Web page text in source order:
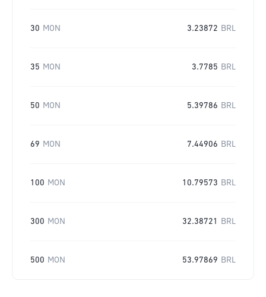
30 MON 3.23872 BRL
35 MON 3.7785 BRL
50 MON 5.39786 BRL
69 MON 7.44906 BRL
100 MON 10.79573 BRL
300 MON 32.38721 BRL
500 MON 53.97869 BRL